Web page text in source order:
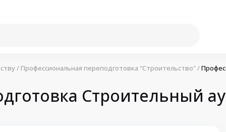
/ Профессиональная переподготовка "Cтроительство"/
Строительный